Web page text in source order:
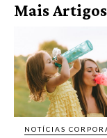
Mais Artigos
NOTÍCIAS